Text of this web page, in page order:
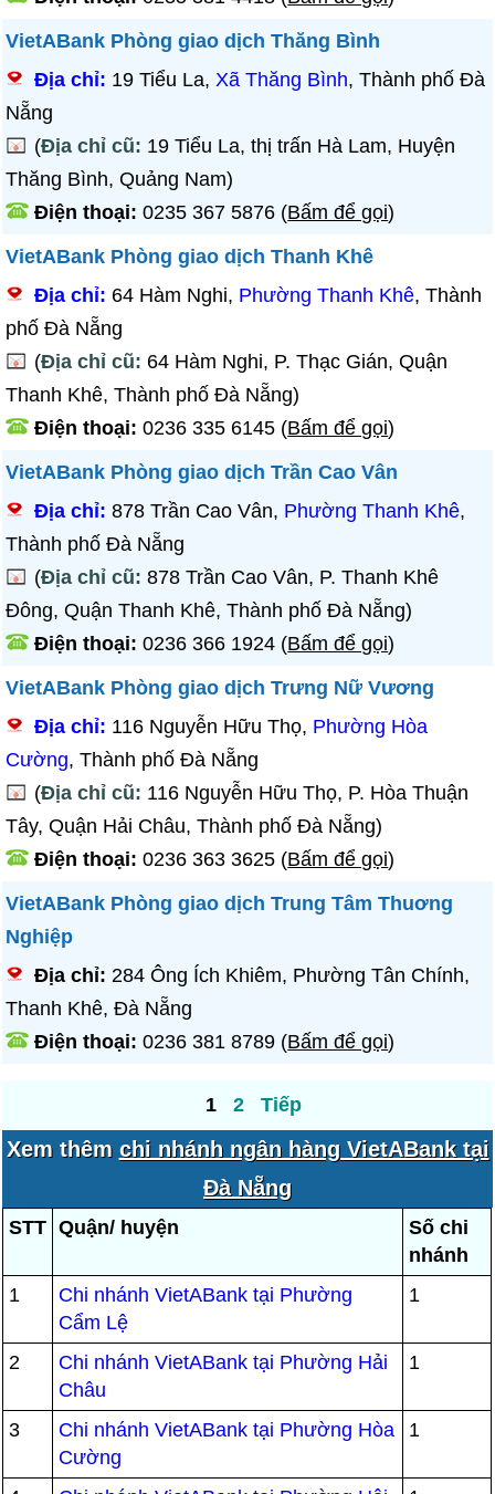
VietABank Phòng giao dịch Thăng Bình
Địa chỉ: 19 Tiểu La,Xã Thăng Bình, Thành phố Đà
Nẵng
(Địa chỉ cũ: 19 Tiểu La, thị trấn Hà Lam, Huyện
Thăng Bình, Quảng Nam)
Điện thoại:0235 367 5876 (Bấm để gọi)
VietABank Phòng giao dịch Thanh Khê
Địa chỉ: 64 Hàm Nghi, Phường Thanh Khê, Thành
phố Đà Nẵng
(Địa chỉ cũ: 64 Hàm Nghi, P. Thạc Gián, Quận
Thanh Khê, Thành phố Đà Nẵng)
Điện thoại:0236 335 6145 (Bấm để gọi)
VietABank Phòng giao dịch Trần Cao Vân
Địa chỉ:878 Trần Cao Vân, Phường Thanh Khê,
Thành phố Đà Nẵng
(Địa chỉ cũ:878 Trần Cao Vân, P. Thanh Khê
Đông, Quận Thanh Khê, Thành phố Đà Nẵng)
Điện thoại:0236 366 1924 (Bấm để gọi)
VietABank Phòng giao dịch Trưng Nữ Vương
Địa chỉ: 116 Nguyễn Hữu Thọ, Phường Hòa
Cường, Thành phố Đà Nẵng
(Địa chỉ cũ: 116 Nguyễn Hữu Thọ, P. Hòa Thuận
Tây, Quận Hải Châu, Thành phố Đà Nẵng)
Điện thoại:0236 363 3625 (Bấm để gọi)
VietABank Phòng giao dịch Trung Tâm Thuơng
Nghiệp
Địa chỉ:284 Ông Ích Khiêm, Phường Tân Chính,
Thanh Khê, Đà Nẵng
Điện thoại:0236 381 8789 (Bấm để gọi)
1 2 Tiếp
Xem thêm chi nhánh ngân hàng VietABank tại
Đà Nẵng
STT Quận/ huyện
Số chi
nhánh
1
Chi nhánh VietABank tại Phường
Cẩm Lệ
1
2
Chi nhánh VietABank tại Phường Hải
Châu
1
3
Chi nhánh VietABank tại Phường Hòa
Cường
1